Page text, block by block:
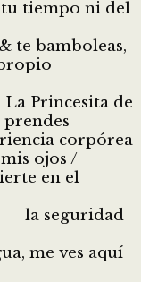
tu tiempo ni del
Princesita de
corpórea
ojos /
en el
me ves aquí